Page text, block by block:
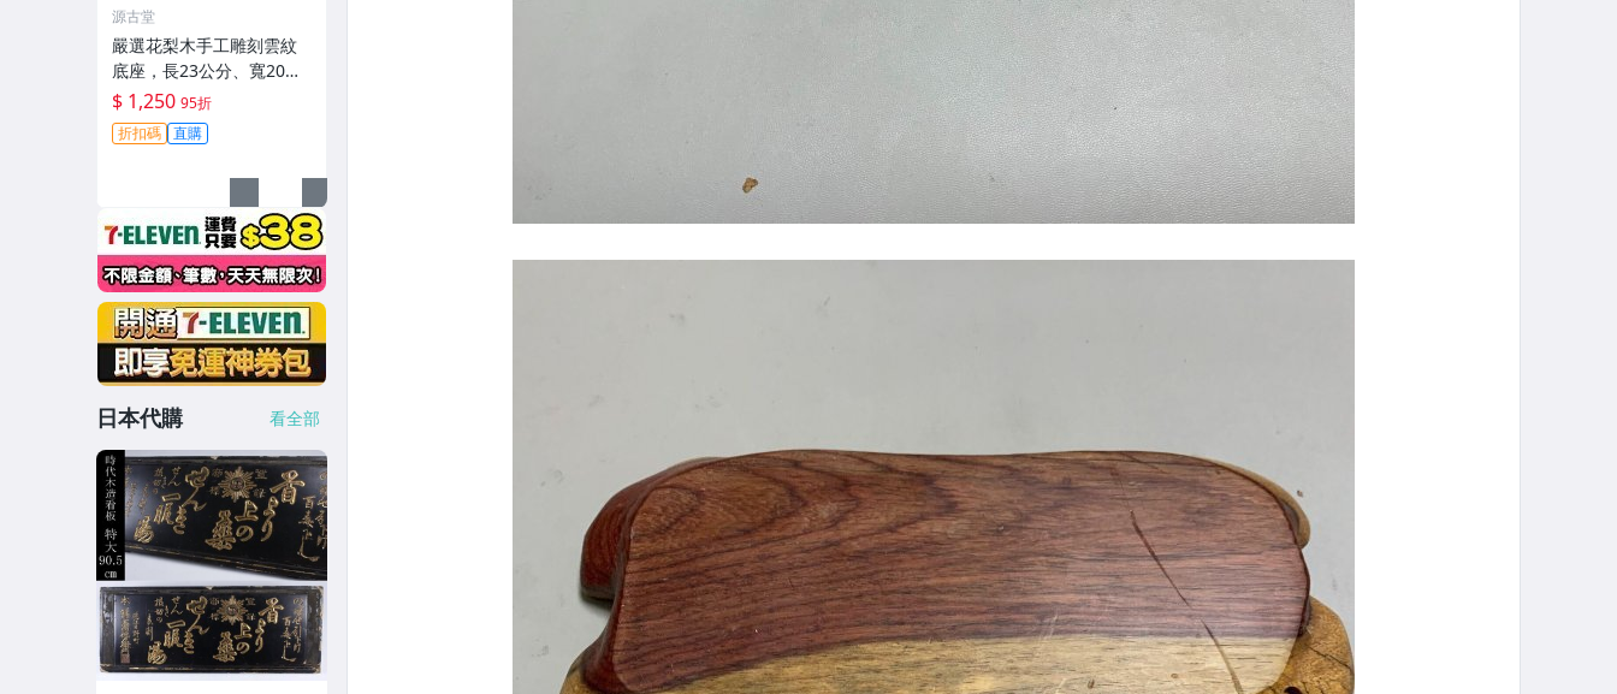
源古堂
嚴選花梨木手工雕刻雲紋
底座，長23公分、寬20公
分、高10公分，適合奇
石、茶具、小型藝術品搭
配。實物美照展現精緻工
$ 1,250 95折
折扣碼 直購
日本代購 看全部